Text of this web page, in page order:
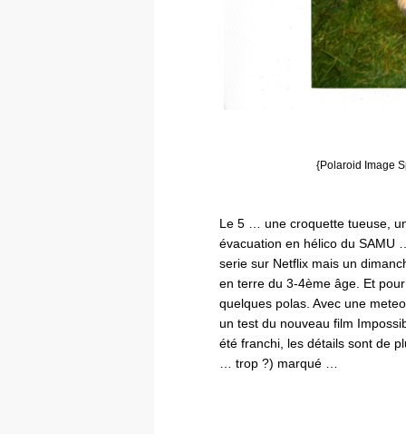
{Polaroid Image
Le 5 … une croquette tueuse,
évacuation en hélico du SAMU
serie sur Netflix mais un
en terre du 3-4ème âge. Et
quelques polas. Avec une
un test du nouveau film
été franchi, les détails sont de
… trop ?) marqué …